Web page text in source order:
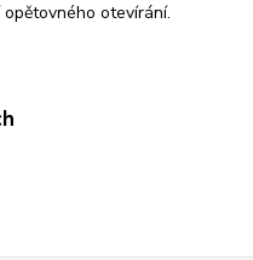
otevírání.